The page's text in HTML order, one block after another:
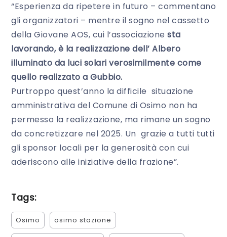
“Esperienza da ripetere in futuro – commentano
gli organizzatori – mentre il sogno nel cassetto
della Giovane AOS, cui l’associazione sta
lavorando, è la realizzazione dell’ Albero
illuminato da luci solari verosimilmente come
quello realizzato a Gubbio.
Purtroppo quest’anno la difficile situazione
amministrativa del Comune di Osimo non ha
permesso la realizzazione, ma rimane un sogno
da concretizzare nel 2025. Un grazie a tutti tutti
gli sponsor locali per la generosità con cui
aderiscono alle iniziative della frazione”.
Tags:
Osimo osimo stazione